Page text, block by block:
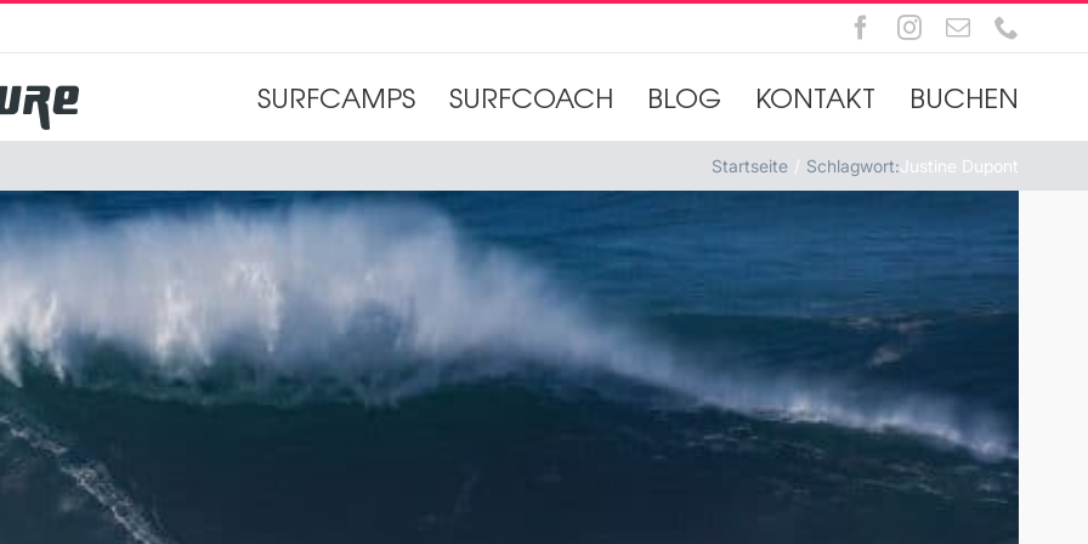
Facebook
Instagram
E-
Mail
SURFCAMPS SURFCOACH BLOG KONTAKT BUCHEN
Startseite Schlagwort:Justine Dupont